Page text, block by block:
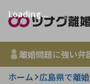
離婚問題に強い弁
ホーム 広島県で離
Loading...